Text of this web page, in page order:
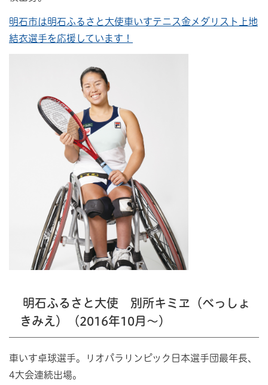
明石市は明石ふるさと大使車いすテニス金メダリスト上地
結衣選手を応援しています！
明石ふるさと大使 別所キミヱ（べっしょ
きみえ）（2016年10月～）
車いす卓球選手。リオパラリンピック日本選手団最年長、
4大会連続出場。